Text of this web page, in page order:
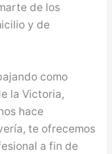
de los
y de
como
la Victoria,
hace
te ofrecemos
a fin de